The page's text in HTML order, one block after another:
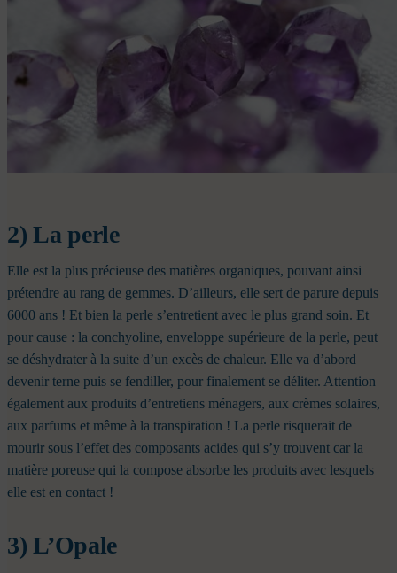
2) La perle
Elle est la plus précieuse des matières organiques, pouvant ainsi
prétendre au rang de gemmes. D’ailleurs, elle sert de parure depuis
6000 ans ! Et bien la perle s’entretient avec le plus grand soin. Et
pour cause : la conchyoline, enveloppe supérieure de la perle, peut
se déshydrater à la suite d’un excès de chaleur. Elle va d’abord
devenir terne puis se fendiller, pour finalement se déliter. Attention
également aux produits d’entretiens ménagers, aux crèmes solaires,
aux parfums et même à la transpiration ! La perle risquerait de
mourir sous l’effet des composants acides qui s’y trouvent car la
matière poreuse qui la compose absorbe les produits avec lesquels
elle est en contact !
3) L’Opale